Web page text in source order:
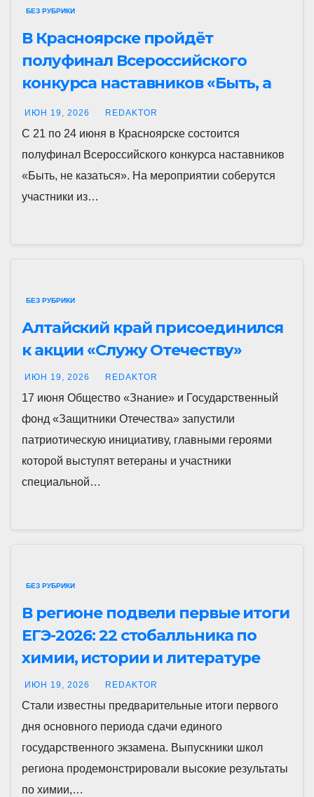
БЕЗ РУБРИКИ
В Красноярске пройдёт
полуфинал Всероссийского
конкурса наставников «Быть, а
не казаться»
ИЮН 19, 2026 REDAKTOR
С 21 по 24 июня в Красноярске состоится
полуфинал Всероссийского конкурса наставников
«Быть, не казаться». На мероприятии соберутся
участники из…
БЕЗ РУБРИКИ
Алтайский край присоединился
к акции «Служу Отечеству»
ИЮН 19, 2026 REDAKTOR
17 июня Общество «Знание» и Государственный
фонд «Защитники Отечества» запустили
патриотическую инициативу, главными героями
которой выступят ветераны и участники
специальной…
БЕЗ РУБРИКИ
В регионе подвели первые итоги
ЕГЭ-2026: 22 стобалльника по
химии, истории и литературе
ИЮН 19, 2026 REDAKTOR
Стали известны предварительные итоги первого
дня основного периода сдачи единого
государственного экзамена. Выпускники школ
региона продемонстрировали высокие результаты
по химии,…